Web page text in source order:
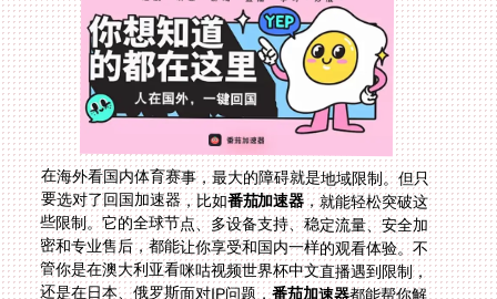
在海外看国内体育赛事，最大的障碍就是地域限制。但只
要选对了回国加速器，比如番茄加速器，就能轻松突破这
些限制。它的全球节点、多设备支持、稳定流量、安全加
密和专业售后，都能让你享受和国内一样的观看体验。不
管你是在澳大利亚看咪咕视频世界杯中文直播遇到限制，
还是在日本、俄罗斯面对IP问题，番茄加速器都能帮你解
决。下次看球时，再也不用因为IP问题错过精彩瞬间了，